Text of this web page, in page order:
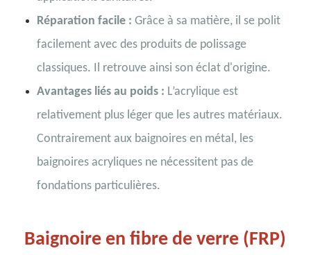
Réparation facile : Grâce à sa matière, il se polit
facilement avec des produits de polissage
classiques. Il retrouve ainsi son éclat d'origine.
Avantages liés au poids : L’acrylique est
relativement plus léger que les autres matériaux.
Contrairement aux baignoires en métal, les
baignoires acryliques ne nécessitent pas de
fondations particulières.
Baignoire en fibre de verre (FRP)